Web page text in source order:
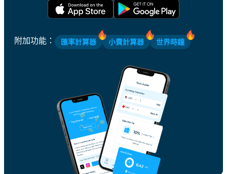
附加功能 ： 匯率計算器 小費計算器 世界時鐘